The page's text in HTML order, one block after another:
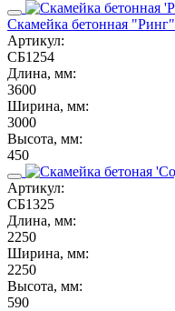
Скамейка бетонная "Ринг"
Артикул:
СБ1254
Длина, мм:
3600
Ширина, мм:
3000
Высота, мм:
450
Артикул:
СБ1325
Длина, мм:
2250
Ширина, мм:
2250
Высота, мм:
590